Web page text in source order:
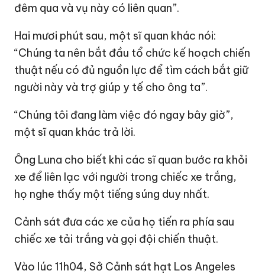
đêm qua và vụ này có liên quan”.
Hai mươi phút sau, một sĩ quan khác nói:
“Chúng ta nên bắt đầu tổ chức kế hoạch chiến
thuật nếu có đủ nguồn lực để tìm cách bắt giữ
người này và trợ giúp y tế cho ông ta”.
“Chúng tôi đang làm việc đó ngay bây giờ”,
một sĩ quan khác trả lời.
Ông Luna cho biết khi các sĩ quan bước ra khỏi
xe để liên lạc với người trong chiếc xe trắng,
họ nghe thấy một tiếng súng duy nhất.
Cảnh sát đưa các xe của họ tiến ra phía sau
chiếc xe tải trắng và gọi đội chiến thuật.
Vào lúc 11h04, Sở Cảnh sát hạt Los Angeles